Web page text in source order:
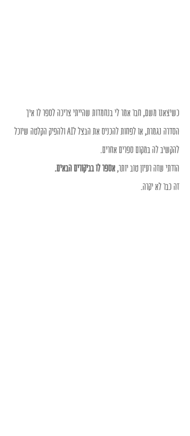
כשיצאנו משם, חבר אמר לי בנחמדות שהייתי צריכה לספר לו איך
הסדרה נגמרת, או לפחות להכניס את הבצל לAI ולהפיק הקלטה שיוכל
להקשיב לה במקום ספרים אחרים.
הודתי שזה רעיון טוב יותר, אספר לו בביקורים הבאים.
זה כבר לא יקרה.